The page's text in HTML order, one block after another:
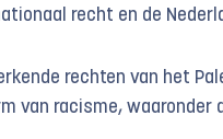
recht en de
rechten van het
van racisme, waaronder